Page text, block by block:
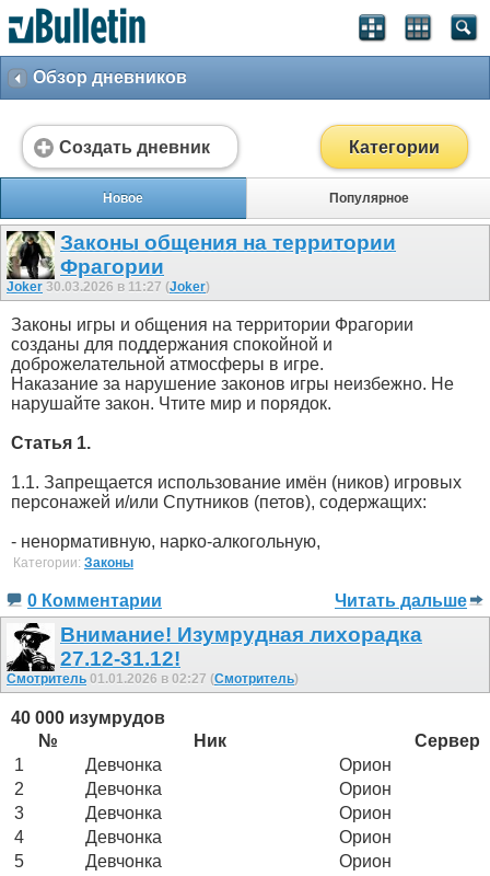
Обзор дневников
Создать дневник Категории
Новое Популярное
Законы общения на территории
Фрагории
Joker 30.03.2026 в 11:27 (Joker)
Законы игры и общения на территории Фрагории
созданы для поддержания спокойной и
доброжелательной атмосферы в игре.
Наказание за нарушение законов игры неизбежно. Не
нарушайте закон. Чтите мир и порядок.
Статья 1.
1.1. Запрещается использование имён (ников) игровых
персонажей и/или Спутников (петов), содержащих:
- ненормативную, нарко-алкогольную,
Категории: Законы
0 Комментарии Читать дальше
Внимание! Изумрудная лихорадка
27.12-31.12!
Смотритель 01.01.2026 в 02:27 (Смотритель)
40 000 изумрудов
№
Ник
Сервер
1
Девчонка
Орион
2
Девчонка
Орион
3
Девчонка
Орион
4
Девчонка
Орион
5
Девчонка Орион